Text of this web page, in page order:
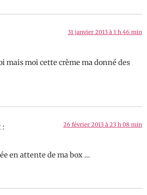
31 janvier 2013 à 1 h 46 min
mais moi cette crème ma donné des
: 26 février 2013 à 23 h 08 min
en attente de ma box …